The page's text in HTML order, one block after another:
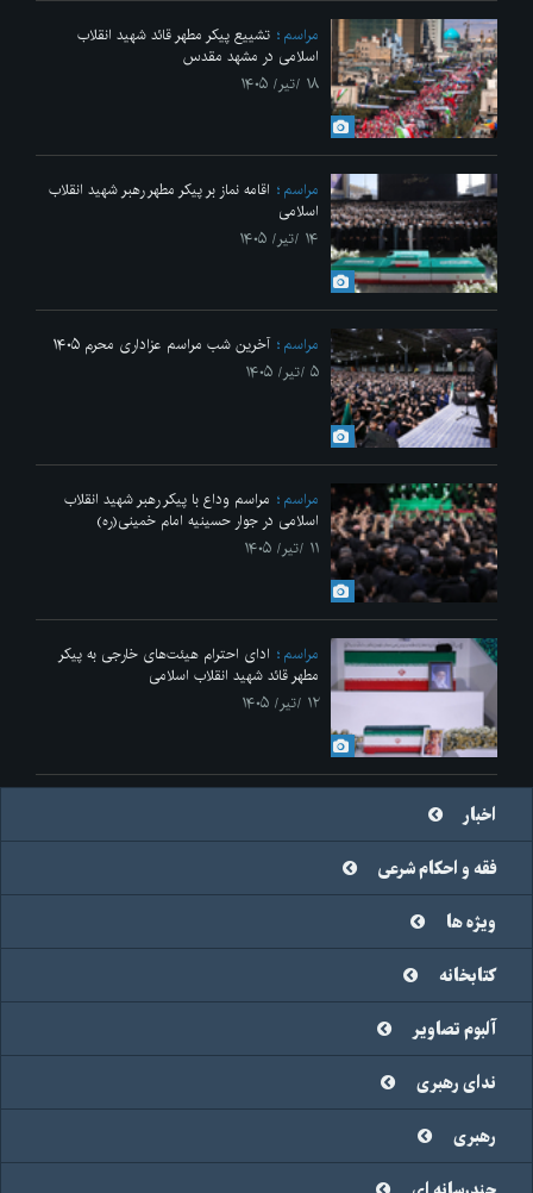
مراسم
تشییع پیکر مطهر قائد شهید انقلاب
اسلامی در مشهد مقدس
۱۸ /تیر/ ۱۴۰۵
مراسم
اقامه نماز بر پیکر مطهر رهبر شهید انقلاب
اسلامی
۱۴ /تیر/ ۱۴۰۵
مراسم
آخرین شب مراسم عزاداری محرم ۱۴۰۵
۵ /تیر/ ۱۴۰۵
مراسم
مراسم وداع با پیکر رهبر شهید انقلاب
اسلامی در جوار حسینیه امام خمینی(ره)
۱۱ /تیر/ ۱۴۰۵
مراسم
ادای احترام هیئت‌های خارجی به پیکر
مطهر قائد شهید انقلاب اسلامی
۱۲ /تیر/ ۱۴۰۵
اخبار
فقه و احکام شرعی
ویژه ها
کتابخانه
آلبوم تصاویر
ندای رهبری
رهبری